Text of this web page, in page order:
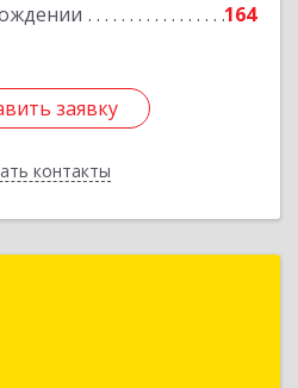
164
заявку
контакты
заявку
Назад
край, Горячий Ключ г,